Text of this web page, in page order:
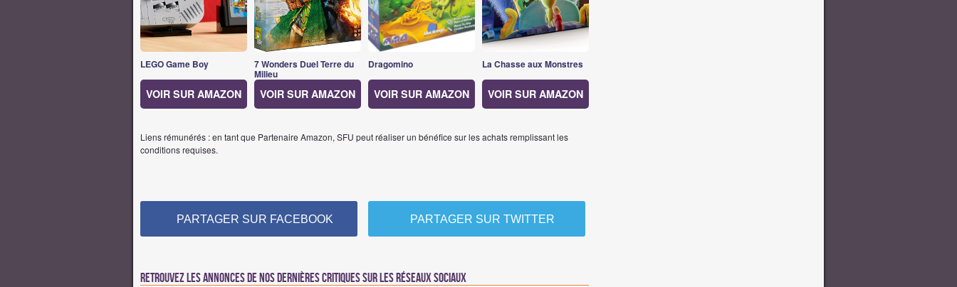
LEGO Game Boy
VOIR SUR AMAZON
7 Wonders Duel Terre du
Milieu
VOIR SUR AMAZON
Dragomino
VOIR SUR AMAZON
La Chasse aux Monstres
VOIR SUR AMAZON
Liens rémunérés : en tant que Partenaire Amazon, SFU peut réaliser un bénéfice sur les achats remplissant les
conditions requises.
PARTAGER SUR FACEBOOK PARTAGER SUR TWITTER
Retrouvez les annonces de nos dernières critiques sur les réseaux sociaux